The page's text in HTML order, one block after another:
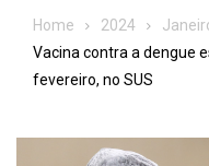
Home 2024
Vacina contra a dengue
fevereiro, no SUS